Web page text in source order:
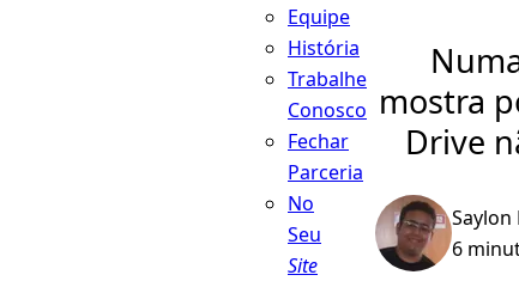
Equipe
História
Trabalhe
Conosco
Fechar
Parceria
No
Seu
Site
mostra
Drive
Saylon
6